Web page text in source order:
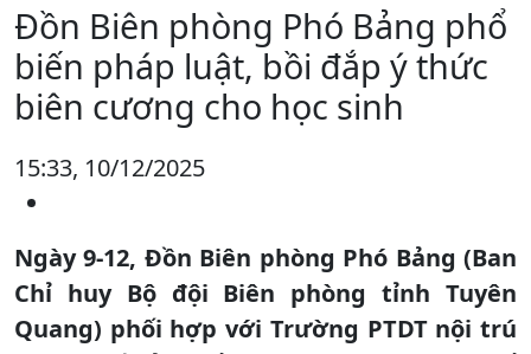
Đồn Biên phòng Phó Bảng phổ
biến pháp luật, bồi đắp ý thức
biên cương cho học sinh
15:33, 10/12/2025
Ngày 9-12, Đồn Biên phòng Phó Bảng (Ban
Chỉ huy Bộ đội Biên phòng tỉnh Tuyên
Quang) phối hợp với Trường PTDT nội trú